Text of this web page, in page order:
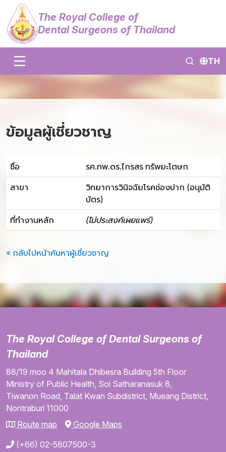
The Royal College of
Dental Surgeons of Thailand
TH
ข้อมูลผู้เชี่ยวชาญ
ชื่อ รศ.ทพ.ดร.ไกรสร ทรัพยะโตษก
สาขา
วิทยาการวินิจฉัยโรคช่องปาก (อนุมัติ
บัตร)
ที่ทำงานหลัก (ไม่ประสงค์เผยแพร่)
« กลับไปหน้าค้นหาผู้เชี่ยวชาญ
The Royal College of Dental Surgeons of
Thailand
88/19 moo 4 Mahitala Dhibesra Building 5th Floor
Ministry of Public Health, Soi Satharanasuk 8,
Tiwanon Road, Talat Kwan Subdistrict, Mueang District,
Nontraburi 11000
Route map
Google Maps
(+66) 02-5807500-3